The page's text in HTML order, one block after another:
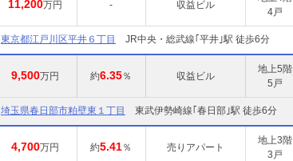
11,200万円 - 収益ビル
4戸
東京都江戸川区平井６丁目 JR中央・総武線｢平井｣駅 徒歩6分
9,500万円 約6.35％ 収益ビル
地上5階
5戸
埼玉県春日部市粕壁東１丁目 東武伊勢崎線｢春日部｣駅 徒歩6分
4,700万円 約5.41％ 売りアパート
地上3階
3戸